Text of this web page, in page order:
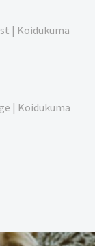
| Koidukuma
| Koidukuma